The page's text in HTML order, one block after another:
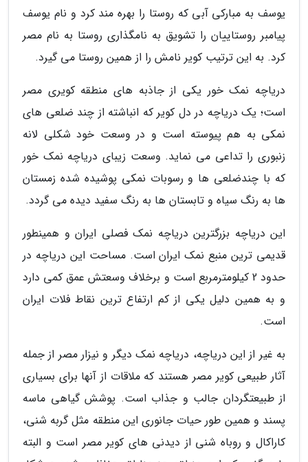
یوسف به مبارکی آبی که روستا را بهره مند کرد و نام یوسف
پیامبر روستاییان را تشویق به نامگذاری روستا به نام مصر
کرد. به این ترتیب کویر نامش را از همین روستا می گیرد.
دریاچه نمک خور یکی از جاذبه های منطقه کویری مصر
است؛ یک دریاچه در دل کویر که انباشته از چند ضلعی های
نمکی به هم پیوسته است و در وسعت خود شکلی لانه
زنبوری را تداعی می نماید. وسعت زیبای دریاچه نمک خور
که با چندضلعی ها و رسوبات نمکی پوشیده شده زمستان
ها به رنگ سیاه و تابستان ها به رنگ سفید دیده می گردد.
این دریاچه بزرگترین دریاچه نمک فصلی ایران و همینطور
قدیمی ترین منبع نمک ایران است. مساحت این دریاچه در
حدود 2 کیلومترمربع است و برخلاف وسعتش عمق کمی دارد
و به همین دلیل یکی از کم ارتفاع ترین نقاط فلات ایران
است.
به غیر از این دریاچه، دریاچه نمک دیگر و نیزار مصر از جمله
آثار طبیعی کویر مصر هستند که ملاقات از آنها برای بسیاری
از طبیعتگردان جالب و جذاب است. پوشش گیاهی ماسه
پسند و همین طور حیات جانوری این منطقه مثل گربه شنی،
کاراکال و روباه شنی از دیدنی های کویر مصر است و البته